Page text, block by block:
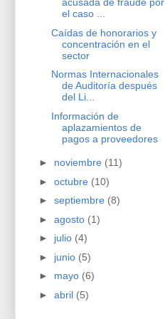
acusada de fraude por
el caso ...
Caídas de honorarios y
concentración en el
sector
Normas Internacionales
de Auditoría después
del Li...
Información de
aplazamientos de
pagos a proveedores
► noviembre (11)
► octubre (10)
► septiembre (8)
► agosto (1)
► julio (4)
► junio (5)
► mayo (6)
► abril (5)